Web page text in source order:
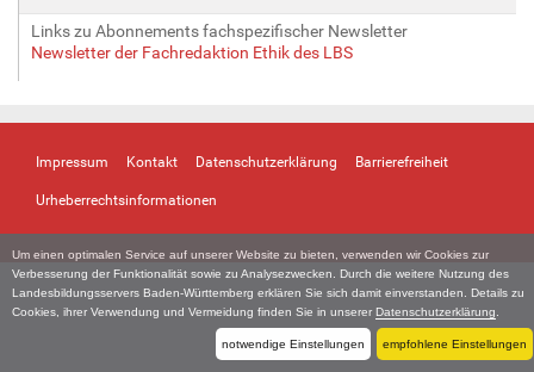
Um einen optimalen Service auf unserer Website zu bieten, verwenden wir Cookies zur
Verbesserung der Funktionalität sowie zu Analysezwecken. Durch die weitere Nutzung des
Landesbildungsservers Baden-Württemberg erklären Sie sich damit einverstanden. Details zu
Cookies, ihrer Verwendung und Vermeidung finden Sie in unserer Datenschutzerklärung
notwendige Einstellungen empfohlene Einstellungen
Links zu Abonnements fachspezifischer Newsletter
Newsletter der Fachredaktion Ethik des LBS
Impressum Kontakt Datenschutzerklärung Barrierefreiheit
Urheberrechtsinformationen